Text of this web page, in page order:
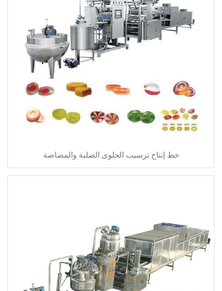
خط إنتاج ترسيب الحلوى الصلبة والمصاصة